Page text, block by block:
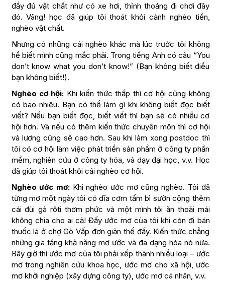
đầy đủ vật chất như có xe hơi, thỉnh thoảng đi chơi đây
đó. Vâng! học đã giúp tôi thoát khỏi cảnh nghèo tiền,
nghèo vật chất.
Nhưng có những cái nghèo khác mà lúc trước tôi không
hề biết mình cũng mắc phải. Trong tiếng Anh có câu “You
don’t know what you don’t know!” (Bạn không biết điều
bạn không biết!).
Nghèo cơ hội: Khi kiến thức thấp thì cơ hội cũng không
có bao nhiêu. Bạn có thể làm gì khi không biết đọc biết
viết? Nếu bạn biết đọc, biết viết thì bạn sẽ có nhiều cơ
hội hơn. Và nếu có thêm kiến thức chuyên môn thì cơ hội
và lương cũng sẽ cao hơn. Sau khi làm xong postdoc thì
tôi có cơ hội làm việc phát triển sản phẩm ở công ty phần
mềm, nghiên cứu ở công ty hóa, và dạy đại học, v.v. Học
đã giúp tôi thoát khỏi cái nghèo cơ hội.
Nghèo ước mơ:Khi nghèo ước mơ cũng nghèo. Tôi đã
từng mơ một ngày tôi có dĩa cơm tấm bì sườn cộng thêm
cái đùi gà rôti thơm phức và một mình tôi ăn thoải mái
không chia cho ai cả! Đấy ước mơ của tôi khi còn đi bán
thuốc lá ở chợ Gò Vấp đơn giản thế đấy. Kiến thức chẳng
những gia tăng khả năng mơ ước và đa dạng hóa nó nữa.
Bây giờ thì ước mơ của tôi phải xếp thành nhiều loại – ước
mơ trong nghiên cứu khoa học, ước mơ cho xã hội, ước
mơ khởi nghiệp (xây dựng công ty), ước mơ cá nhân, v.v.